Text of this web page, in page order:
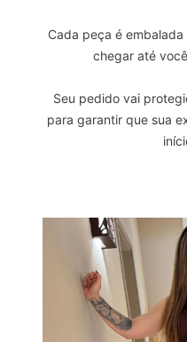
Cada peça é
chegar até
Seu pedido vai
para garantir que sua